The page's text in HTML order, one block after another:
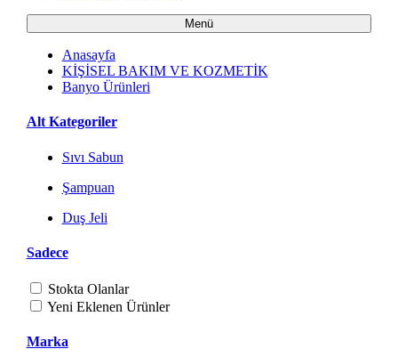
Menü
Anasayfa
KİŞİSEL BAKIM VE KOZMETİK
Banyo Ürünleri
Alt Kategoriler
Sıvı Sabun
Şampuan
Duş Jeli
Sadece
Stokta Olanlar
Yeni Eklenen Ürünler
Marka